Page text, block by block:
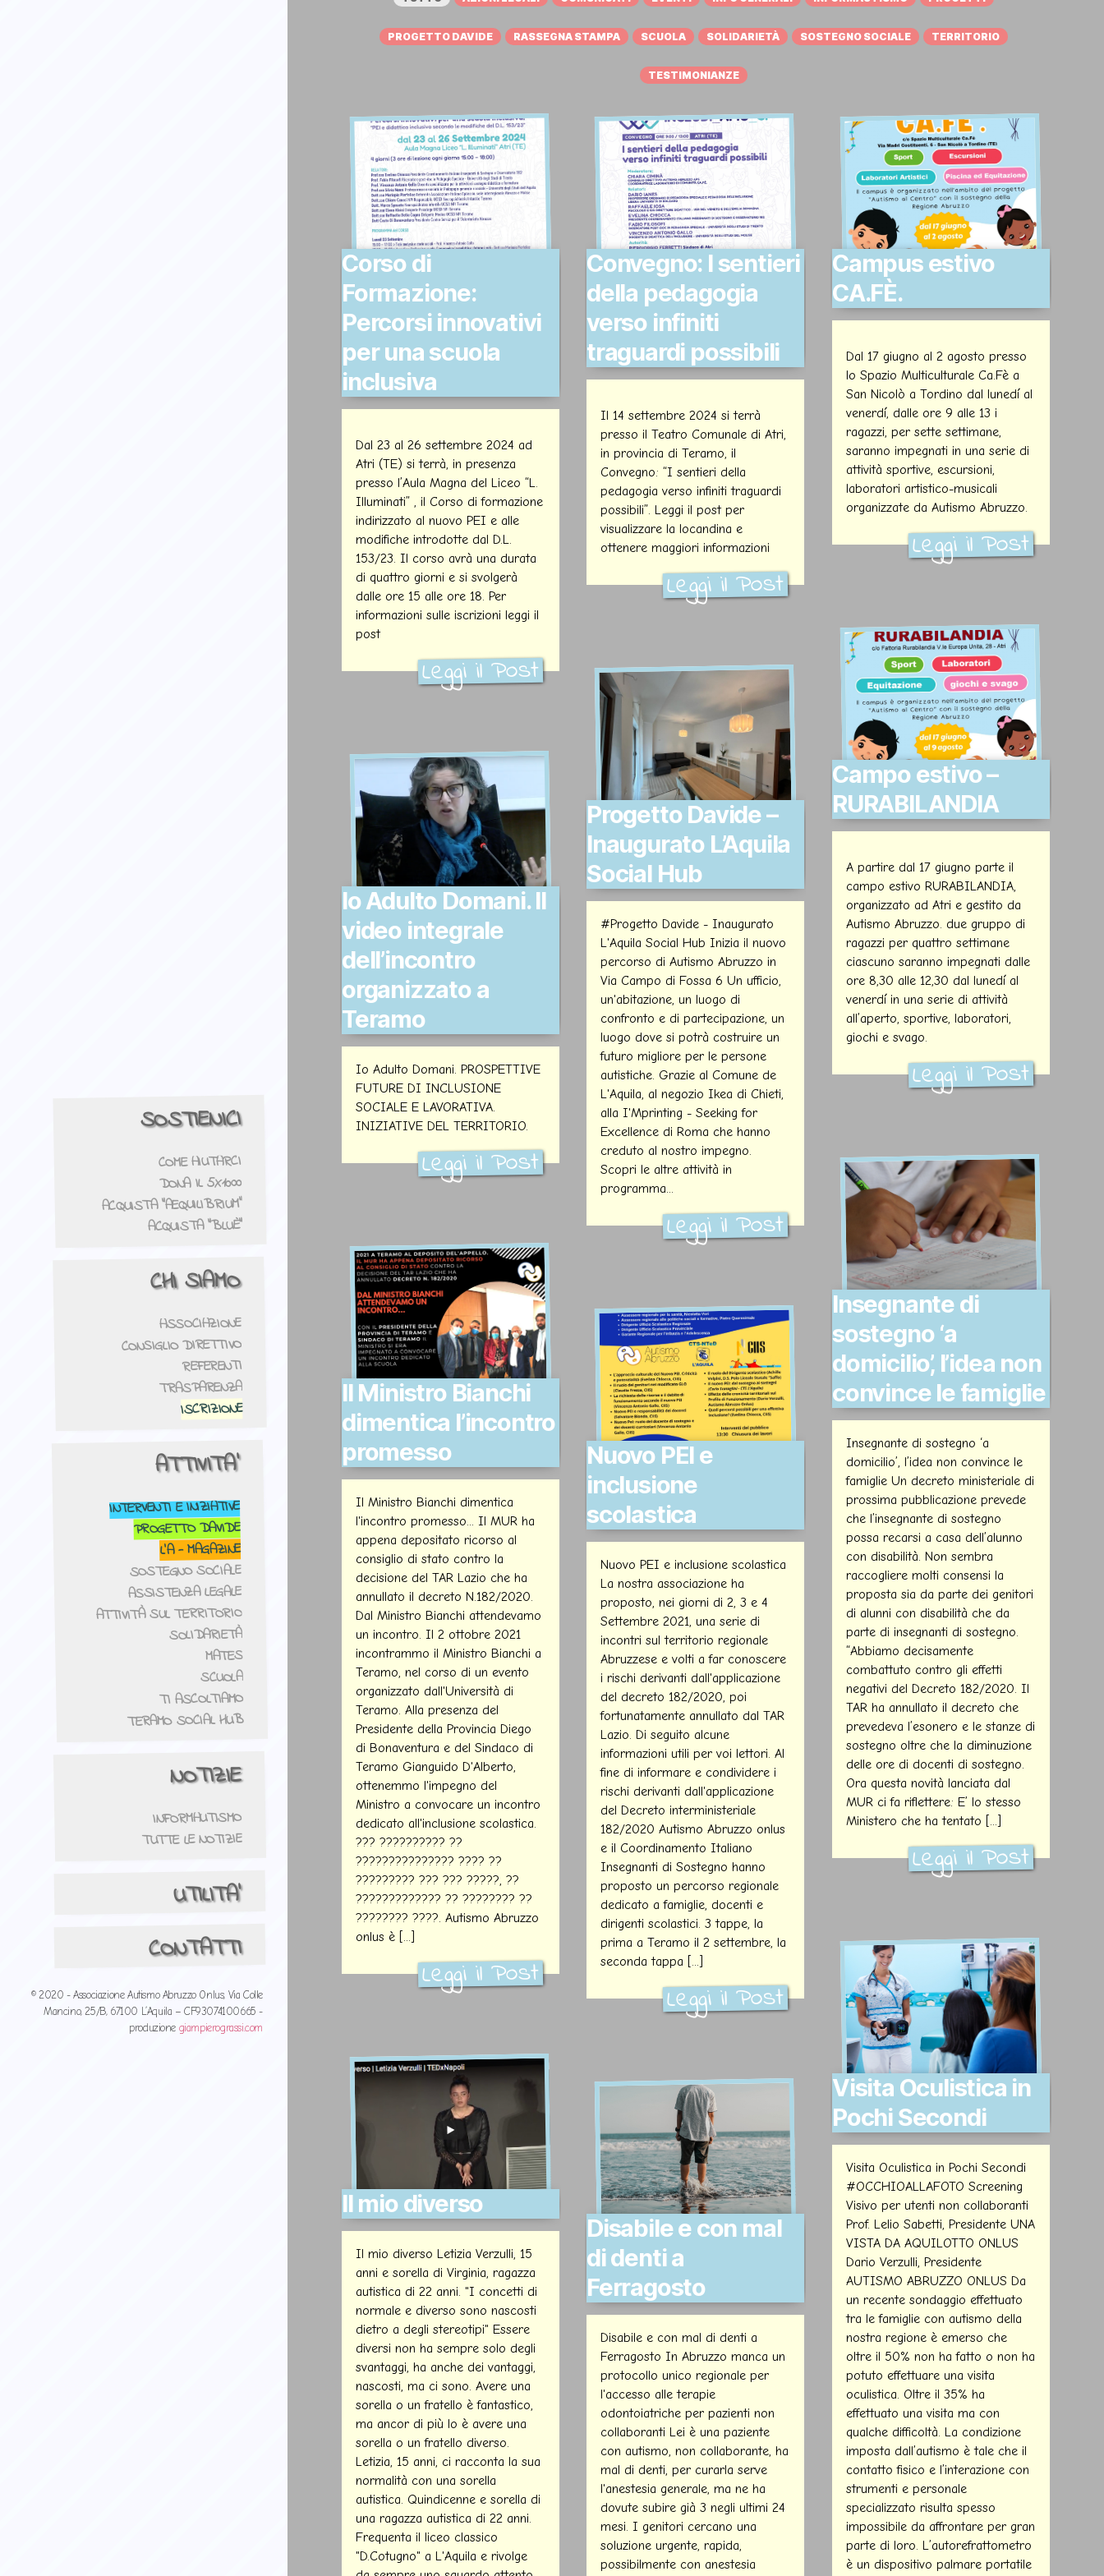
SOSTIENICI
COME AIUTARCI
DONA IL 5X1000
ACQUISTA "AEQUILIBRIUM"
ACQUISTA "BLUÈ"
CHI SIAMO
ASSOCIAZIONE
CONSIGLIO DIRETTIVO
REFERENTI
TRASPARENZA
ISCRIZIONE
ATTIVITA'
INTERVENTI E INIZIATIVE
PROGETTO DAVIDE
L'A- MAGAZINE
SOSTEGNO SOCIALE
ASSISTENZA LEGALE
ATTIVITÀ SUL TERRITORIO
SOLIDARIETÀ
MATES
SCUOLA
TI ASCOLTIAMO
TERAMO SOCIAL HUB
NOTIZIE
INFORMAUTISMO
TUTTE LE NOTIZIE
UTILITA'
CONTATTI
© 2020 - Associazione Autismo Abruzzo Onlus, Via Colle
Mancino, 25/B, 67100 L’Aquila – CF93074100665 -
produzione giampierograssi.com
PROGETTO DAVIDE RASSEGNA STAMPA SCUOLA SOLIDARIETÀ SOSTEGNO SOCIALE TERRITORIO
TESTIMONIANZE
Corso di
Formazione:
Percorsi innovativi
per una scuola
inclusiva
Dal 23 al 26 settembre 2024 ad
Atri (TE) si terrà, in presenza
presso l’Aula Magna del Liceo “L.
Illuminati” , il Corso di formazione
indirizzato al nuovo PEI e alle
modifiche introdotte dal D.L.
153/23. Il corso avrà una durata
di quattro giorni e si svolgerà
dalle ore 15 alle ore 18. Per
informazioni sulle iscrizioni leggi il
post
Leggi il Post
Convegno: I sentieri
della pedagogia
verso infiniti
traguardi possibili
Il 14 settembre 2024 si terrà
presso il Teatro Comunale di Atri,
in provincia di Teramo, il
Convegno: “I sentieri della
pedagogia verso infiniti traguardi
possibili”. Leggi il post per
visualizzare la locandina e
ottenere maggiori informazioni
Leggi il Post
Campus estivo
CA.FÈ.
Dal 17 giugno al 2 agosto presso
lo Spazio Multiculturale Ca.Fè a
San Nicolò a Tordino dal lunedí al
venerdí, dalle ore 9 alle 13 i
ragazzi, per sette settimane,
saranno impegnati in una serie di
attività sportive, escursioni,
laboratori artistico-musicali
organizzate da Autismo Abruzzo.
Leggi il Post
Campo estivo –
RURABILANDIA
A partire dal 17 giugno parte il
campo estivo RURABILANDIA,
organizzato ad Atri e gestito da
Autismo Abruzzo. due gruppo di
ragazzi per quattro settimane
ciascuno saranno impegnati dalle
ore 8,30 alle 12,30 dal lunedí al
venerdí in una serie di attività
all’aperto, sportive, laboratori,
giochi e svago.
Leggi il Post
Progetto Davide –
Inaugurato L’Aquila
Social Hub
#Progetto Davide - Inaugurato
L'Aquila Social Hub Inizia il nuovo
percorso di Autismo Abruzzo in
Via Campo di Fossa 6 Un ufficio,
un'abitazione, un luogo di
confronto e di partecipazione, un
luogo dove si potrà costruire un
futuro migliore per le persone
autistiche. Grazie al Comune de
L'Aquila, al negozio Ikea di Chieti,
alla I'Mprinting - Seeking for
Excellence di Roma che hanno
creduto al nostro impegno.
Scopri le altre attività in
programma...
Leggi il Post
Io Adulto Domani. Il
video integrale
dell’incontro
organizzato a
Teramo
Io Adulto Domani. PROSPETTIVE
FUTURE DI INCLUSIONE
SOCIALE E LAVORATIVA.
INIZIATIVE DEL TERRITORIO.
Leggi il Post
Insegnante di
sostegno ‘a
domicilio’, l’idea non
convince le famiglie​
Insegnante di sostegno ‘a
domicilio’, l’idea non convince le
famiglie​ Un decreto ministeriale di
prossima pubblicazione prevede
che l’insegnante di sostegno
possa recarsi a casa dell’alunno
con disabilità. Non sembra
raccogliere molti consensi la
proposta sia da parte dei genitori
di alunni con disabilità che da
parte di insegnanti di sostegno.
“Abbiamo decisamente
combattuto contro gli effetti
negativi del Decreto 182/2020. Il
TAR ha annullato il decreto che
prevedeva l’esonero e le stanze di
sostegno oltre che la diminuzione
delle ore di docenti di sostegno.
Ora questa novità lanciata dal
MUR ci fa riflettere: E’ lo stesso
Ministero che ha tentato [...]
Leggi il Post
Il Ministro Bianchi
dimentica l’incontro
promesso
Il Ministro Bianchi dimentica
l'incontro promesso... Il MUR ha
appena depositato ricorso al
consiglio di stato contro la
decisione del TAR Lazio che ha
annullato il decreto N.182/2020.
Dal Ministro Bianchi attendevamo
un incontro. Il 2 ottobre 2021
incontrammo il Ministro Bianchi a
Teramo, nel corso di un evento
organizzato dall'Università di
Teramo. Alla presenza del
Presidente della Provincia Diego
di Bonaventura e del Sindaco di
Teramo Gianguido D'Alberto,
ottenemmo l'impegno del
Ministro a convocare un incontro
dedicato all'inclusione scolastica.
??? ?????????? ??
??????????????? ???? ??
????????? ??? ??? ?????, ??
????????????? ?? ???????? ??
???????? ????. Autismo Abruzzo
onlus è [...]
Leggi il Post
Nuovo PEI e
inclusione
scolastica
Nuovo PEI e inclusione scolastica
La nostra associazione ha
proposto, nei giorni di 2, 3 e 4
Settembre 2021, una serie di
incontri sul territorio regionale
Abruzzese e volti a far conoscere
i rischi derivanti dall'applicazione
del decreto 182/2020, poi
fortunatamente annullato dal TAR
Lazio. Di seguito alcune
informazioni utili per voi lettori. Al
fine di informare e condividere i
rischi derivanti dall'applicazione
del Decreto interministeriale
182/2020 Autismo Abruzzo onlus
e il Coordinamento Italiano
Insegnanti di Sostegno hanno
proposto un percorso regionale
dedicato a famiglie, docenti e
dirigenti scolastici. 3 tappe, la
prima a Teramo il 2 settembre, la
seconda tappa [...]
Leggi il Post
Visita Oculistica in
Pochi Secondi
Visita Oculistica in Pochi Secondi
#OCCHIOALLAFOTO Screening
Visivo per utenti non collaboranti
Prof. Lelio Sabetti, Presidente UNA
VISTA DA AQUILOTTO ONLUS
Dario Verzulli, Presidente
AUTISMO ABRUZZO ONLUS Da
un recente sondaggio effettuato
tra le famiglie con autismo della
nostra regione è emerso che
oltre il 50% non ha fatto o non ha
potuto effettuare una visita
oculistica. Oltre il 35% ha
effettuato una visita ma con
qualche difficoltà. La condizione
imposta dall’autismo è tale che il
contatto fisico e l’interazione con
strumenti e personale
specializzato risulta spesso
impossibile da affrontare per gran
parte di loro. L’autorefrattometro
è un dispositivo palmare portatile
Il mio diverso
Il mio diverso Letizia Verzulli, 15
anni e sorella di Virginia, ragazza
autistica di 22 anni. "I concetti di
normale e diverso sono nascosti
dietro a degli stereotipi" Essere
diversi non ha sempre solo degli
svantaggi, ha anche dei vantaggi,
nascosti, ma ci sono. Avere una
sorella o un fratello è fantastico,
ma ancor di più lo è avere una
sorella o un fratello diverso.
Letizia, 15 anni, ci racconta la sua
normalità con una sorella
autistica. Quindicenne e sorella di
una ragazza autistica di 22 anni.
Frequenta il liceo classico
"D.Cotugno" a L'Aquila e rivolge
Disabile e con mal
di denti a
Ferragosto
Disabile e con mal di denti a
Ferragosto​ In Abruzzo manca un
protocollo unico regionale per
l'accesso alle terapie
odontoiatriche per pazienti non
collaboranti Lei è una paziente
con autismo, non collaborante, ha
mal di denti, per curarla serve
l'anestesia generale, ma ne ha
dovute subire già 3 negli ultimi 24
mesi. I genitori cercano una
soluzione urgente, rapida,
possibilmente con anestesia